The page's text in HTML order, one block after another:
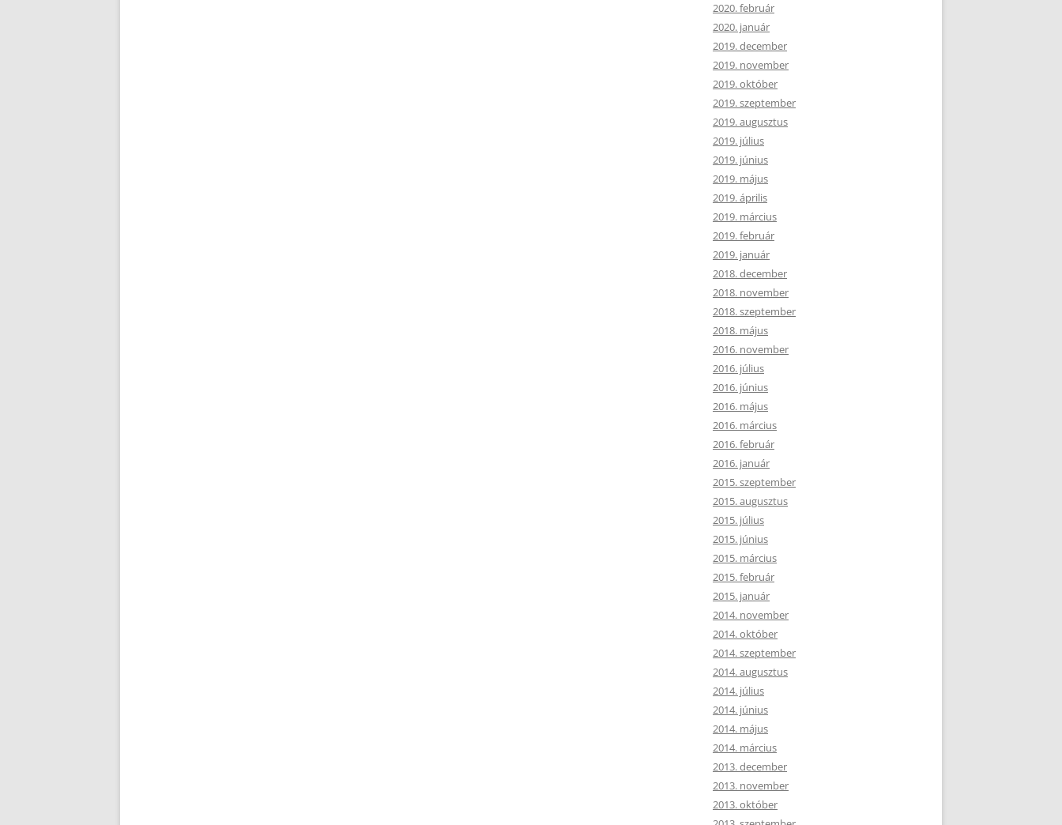
2020. február
2020. január
2019. december
2019. november
2019. október
2019. szeptember
2019. augusztus
2019. július
2019. június
2019. május
2019. április
2019. március
2019. február
2019. január
2018. december
2018. november
2018. szeptember
2018. május
2016. november
2016. július
2016. június
2016. május
2016. március
2016. február
2016. január
2015. szeptember
2015. augusztus
2015. július
2015. június
2015. március
2015. február
2015. január
2014. november
2014. október
2014. szeptember
2014. augusztus
2014. július
2014. június
2014. május
2014. március
2013. december
2013. november
2013. október